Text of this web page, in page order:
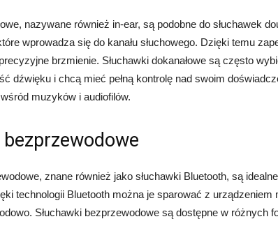
nazywane również in-ear, są podobne do słuchawek
wprowadza się do kanału słuchowego. Dzięki temu
brzmienie. Słuchawki dokanałowe są często
dźwięku i chcą mieć pełną kontrolę nad swoim
muzyków i audiofilów.
bezprzewodowe
znane również jako słuchawki Bluetooth, są
technologii Bluetooth można je sparować z
Słuchawki bezprzewodowe są dostępne w różnych